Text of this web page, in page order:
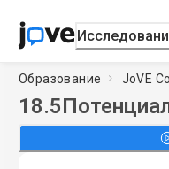
Образование JoVE
18.5